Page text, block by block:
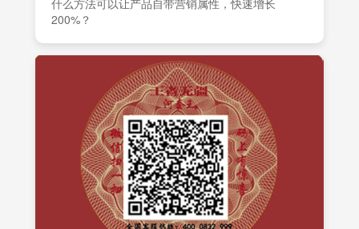
什么方法可以让产品自带营销属性，快速增长
200%？